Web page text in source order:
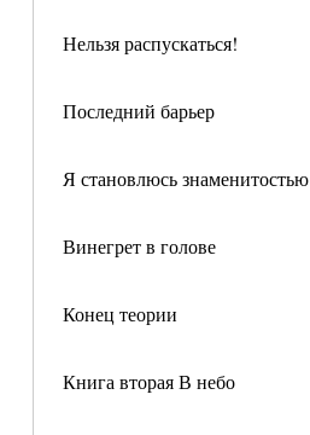
Нельзя распускаться!
Последний барьер
Я становлюсь знаменитостью
Винегрет в голове
Конец теории
Книга вторая В небо